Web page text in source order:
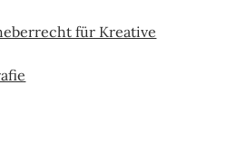
für Kreative